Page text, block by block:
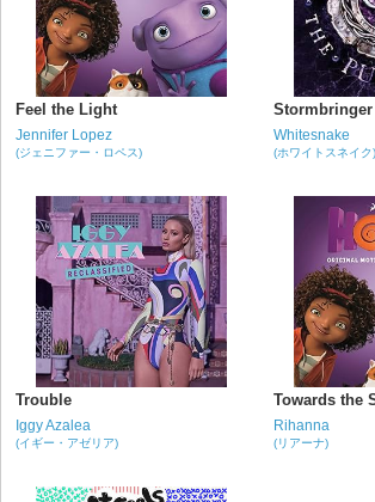
Feel the Light
Jennifer Lopez
(ジェニファー・ロペス)
Stormbringer
Whitesnake
(ホワイトスネイク)
Trouble
Iggy Azalea
(イギー・アゼリア)
Towards the
Rihanna
(リアーナ)